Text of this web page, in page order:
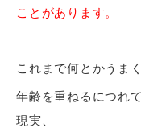
ことがあります。
これまで何とかうま
年齢を重ねるにつれ
現実、